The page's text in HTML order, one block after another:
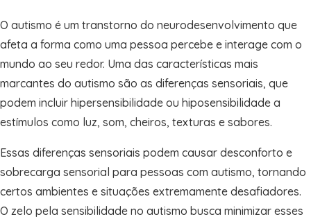
O autismo é um transtorno do neurodesenvolvimento que
afeta a forma como uma pessoa percebe e interage com o
mundo ao seu redor. Uma das características mais
marcantes do autismo são as diferenças sensoriais, que
podem incluir hipersensibilidade ou hiposensibilidade a
estímulos como luz, som, cheiros, texturas e sabores.
Essas diferenças sensoriais podem causar desconforto e
sobrecarga sensorial para pessoas com autismo, tornando
certos ambientes e situações extremamente desafiadores.
O zelo pela sensibilidade no autismo busca minimizar esses